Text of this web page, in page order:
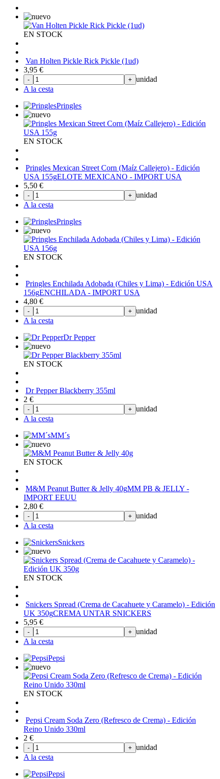
EN STOCK
Van Holten Pickle Rick Pickle (1ud)
3,95 €
- + unidad
A la cesta
Pringles
EN STOCK
Pringles Mexican Street Corn (Maíz Callejero) - Edición
USA 155gELOTE MEXICANO - IMPORT USA
5,50 €
- + unidad
A la cesta
Pringles
EN STOCK
Pringles Enchilada Adobada (Chiles y Lima) - Edición USA
156gENCHILADA - IMPORT USA
4,80 €
- + unidad
A la cesta
Dr Pepper
EN STOCK
Dr Pepper Blackberry 355ml
2 €
- + unidad
A la cesta
MM´s
EN STOCK
M&M Peanut Butter & Jelly 40gMM PB & JELLY -
IMPORT EEUU
2,80 €
- + unidad
A la cesta
Snickers
EN STOCK
Snickers Spread (Crema de Cacahuete y Caramelo) - Edición
UK 350gCREMA UNTAR SNICKERS
5,95 €
- + unidad
A la cesta
Pepsi
EN STOCK
Pepsi Cream Soda Zero (Refresco de Crema) - Edición
Reino Unido 330ml
2 €
- + unidad
A la cesta
Pepsi